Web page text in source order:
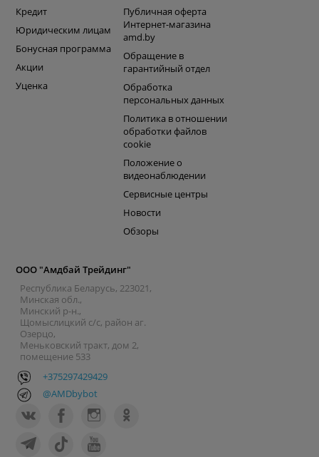
Кредит
Юридическим лицам
Бонусная программа
Акции
Уценка
Публичная оферта
Интернет-магазина
amd.by
Обращение в
гарантийный отдел
Обработка
персональных данных
Политика в отношении
обработки файлов
cookie
Положение о
видеонаблюдении
Сервисные центры
Новости
Обзоры
ООО "Амдбай Трейдинг"
Республика Беларусь, 223021,
Минская обл.,
Минский р-н.,
Щомыслицкий с/с, район аг.
Озерцо,
Меньковский тракт, дом 2,
помещение 533
+375297429429
@AMDbybot